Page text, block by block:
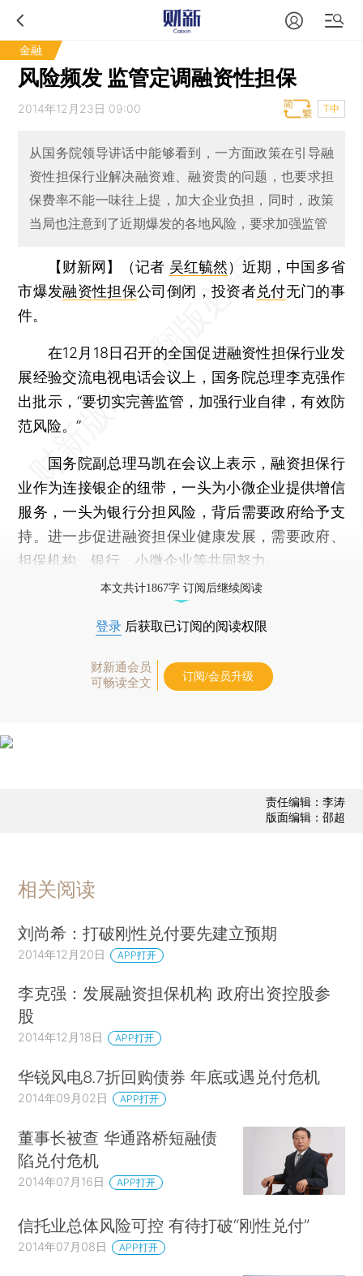
金融
风险频发 监管定调融资性担保
2014年12月23日 09:00 T中
从国务院领导讲话中能够看到，一方面政策在引导融
资性担保行业解决融资难、融资贵的问题，也要求担
保费率不能一味往上提，加大企业负担，同时，政策
当局也注意到了近期爆发的各地风险，要求加强监管
【财新网】（记者 吴红毓然）近期，中国多省
市爆发融资性担保公司倒闭，投资者兑付无门的事
件。
在12月18日召开的全国促进融资性担保行业发
展经验交流电视电话会议上，国务院总理李克强作
出批示，“要切实完善监管，加强行业自律，有效防
范风险。”
国务院副总理马凯在会议上表示，融资担保行
业作为连接银企的纽带，一头为小微企业提供增信
服务，一头为银行分担风险，背后需要政府给予支
持。进一步促进融资担保业健康发展，需要政府、
担保机构、银行、小微企业等共同努力。
本文共计1867字 订阅后继续阅读
登录 后获取已订阅的阅读权限
财新通会员
可畅读全文
订阅/会员升级
责任编辑：李涛
版面编辑：邵超
相关阅读
刘尚希：打破刚性兑付要先建立预期
2014年12月20日 APP打开
李克强：发展融资担保机构 政府出资控股参
股
2014年12月18日 APP打开
华锐风电8.7折回购债券 年底或遇兑付危机
2014年09月02日 APP打开
董事长被查 华通路桥短融债
陷兑付危机
2014年07月16日 APP打开
信托业总体风险可控 有待打破“刚性兑付”
2014年07月08日 APP打开